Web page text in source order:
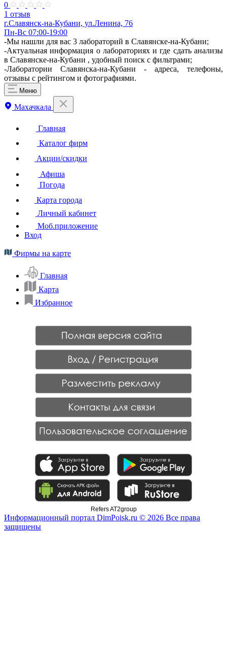
0
1 отзыв
г.Славянск-на-Кубани, ул.​Ленина, 76
Пн-Вс 07:00-19:00
-Мы нашли для вас 3 лабораторий в Славянске-на-Кубани;
-Актуальная информация о лабораториях и где сдать анализы
в Славянске-на-Кубани , удобный поиск с фильтрами;
-Лаборатории Славянска-на-Кубани - адреса, телефоны,
отзывы с рейтингом и фотографиями.
Меню
Махачкала
Главная
Каталог фирм
Акции/скидки
Афиша
Погода
Карта города
Личный кабинет
Моб.приложение
Вход
Фирмы на карте
Главная
Карта
Избранное
Refers AT2group
Информационный портал DimPoisk.ru © 2026 Все права
защищены